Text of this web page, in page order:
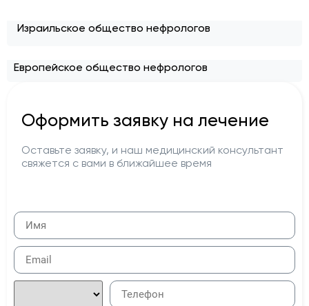
Израильское общество нефрологов
Европейское общество нефрологов
Оформить заявку на лечение
Оставьте заявку, и наш медицинский консультант
свяжется с вами в ближайшее время